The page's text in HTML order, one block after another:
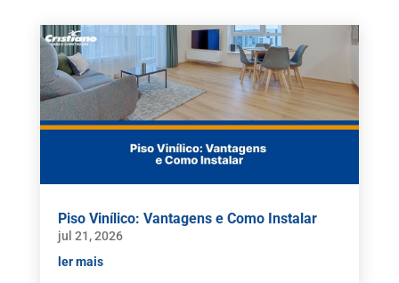
Piso Vinílico: Vantagens e Como Instalar
jul 21, 2026
ler mais